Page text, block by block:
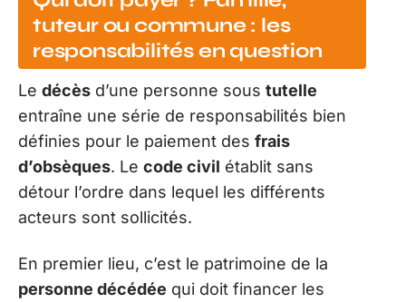
tuteur ou commune : les
responsabilités en question
Le décès d’une personne sous tutelle
entraîne une série de responsabilités bien
définies pour le paiement des frais
d’obsèques. Le code civil établit sans
détour l’ordre dans lequel les différents
acteurs sont sollicités.
En premier lieu, c’est le patrimoine de la
personne décédée qui doit financer les